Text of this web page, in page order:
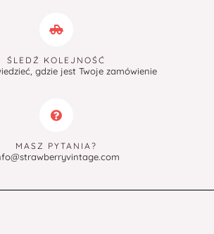
ŚLEDŹ KOLEJNOŚĆ
gdzie jest Twoje zamówienie
MASZ PYTANIA?